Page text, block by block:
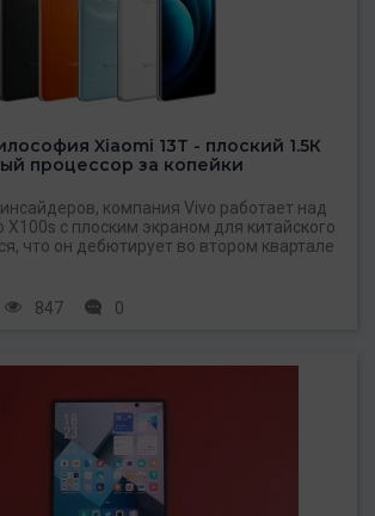
Xiaomi 13T - плоский 1.5К
процессор за копейки
компания Vivo работает над
с плоским экраном для китайского
что он дебютирует во втором квартале
847 0